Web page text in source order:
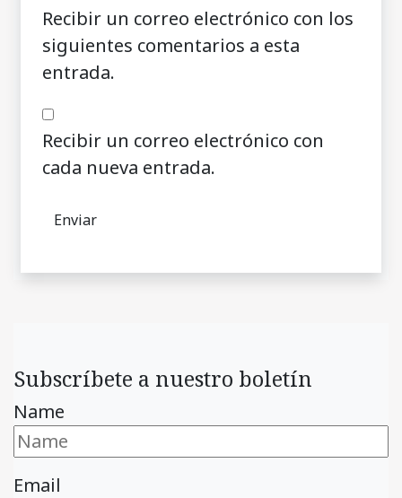
Recibir un correo electrónico con los
siguientes comentarios a esta
entrada.
Recibir un correo electrónico con
cada nueva entrada.
Subscríbete a nuestro boletín
Name
Email